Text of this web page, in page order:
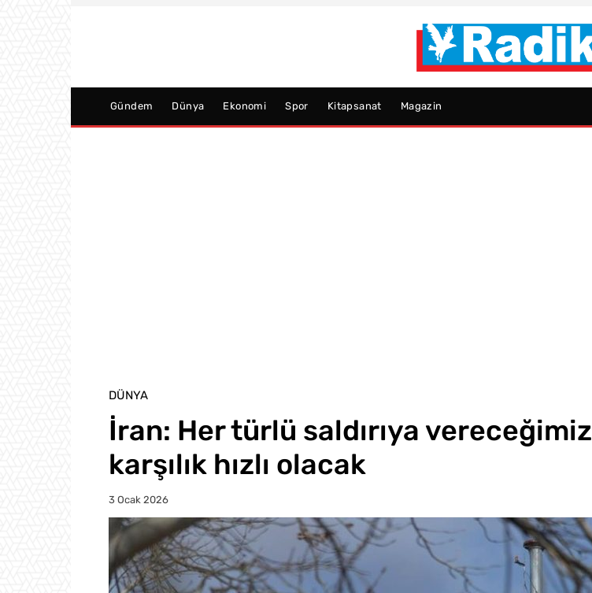
Gündem Dünya Ekonomi Spor Kitapsanat Magazin
DÜNYA
İran: Her türlü saldırıya vereceğimiz
karşılık hızlı olacak
3 Ocak 2026